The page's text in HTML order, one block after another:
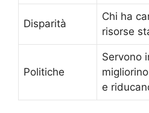
Disparità
Chi ha
risorse
Politiche
Servono
e